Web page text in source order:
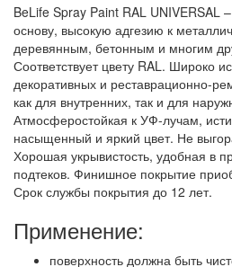
BeLife Spray Paint RAL UNIVERSAL
основу, высокую адгезию к
деревянным, бетонным и многим
Соответствует цвету RAL. Широко
декоративных и реставрационно-
как для внутренних, так и для
Атмосферостойкая к УФ-лучам,
насыщенный и яркий цвет. Не
Хорошая укрывистость, удобная в
подтеков. Финишное покрытие
Срок службы покрытия до 12 лет.
Применение:
поверхность должна быть